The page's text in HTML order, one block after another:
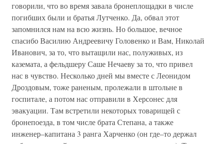
говорили, что во время завала бронеплощадки в числе
погибших были и братья Лутченко. Да, обвал этот
запомнился нам на всю жизнь. Но большое, вечное
спасибо Василию Андреевичу Головенко и Вам, Николай
Иванович, за то, что вытащили нас, полуживых, из
каземата, а фельдшеру Саше Нечаеву за то, что привел
нас в чувство. Несколько дней мы вместе с Леонидом
Дроздовым, тоже раненым, пролежали в штольне в
госпитале, а потом нас отправили в Херсонес для
эвакуации. Там встретили некоторых товарищей с
бронепоезда, в том числе брата Степана, а также
инженер–капитана 3 ранга Харченко (он где–то держал